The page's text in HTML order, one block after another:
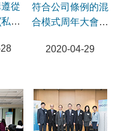
從
隱)
符合公司條例的混
合模式周年大會網
2020-04-29